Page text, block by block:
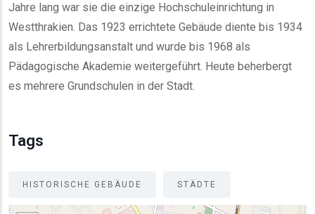
Jahre lang war sie die einzige Hochschuleinrichtung in
Westthrakien. Das 1923 errichtete Gebäude diente bis 1934
als Lehrerbildungsanstalt und wurde bis 1968 als
Pädagogische Akademie weitergeführt. Heute beherbergt
es mehrere Grundschulen in der Stadt.
Tags
HISTORISCHE GEBÄUDE STÄDTE